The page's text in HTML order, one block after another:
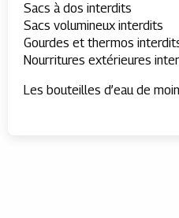
Sacs à dos interdits
Sacs volumineux interdits
Gourdes et thermos
Nourritures extérieures
Les bouteilles d’eau de